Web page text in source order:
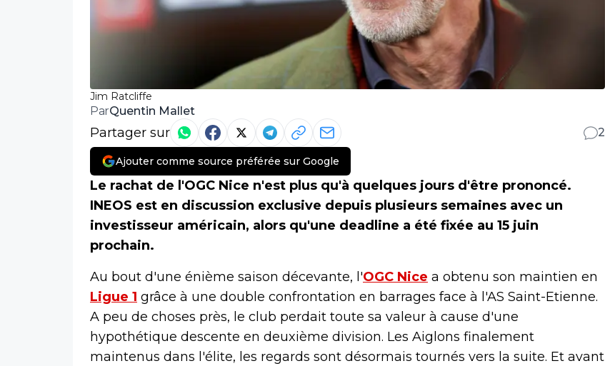
Jim Ratcliffe
ParQuentin Mallet
Partager sur 2
Ajouter comme source préférée sur Google
Le rachat de l'OGC Nice n'est plus qu'à quelques jours d'être prononcé.
INEOS est en discussion exclusive depuis plusieurs semaines avec un
investisseur américain, alors qu'une deadline a été fixée au 15 juin
prochain.
Au bout d'une énième saison décevante, l'OGC Nice a obtenu son maintien en
Ligue 1 grâce à une double confrontation en barrages face à l'AS Saint-Etienne.
A peu de choses près, le club perdait toute sa valeur à cause d'une
hypothétique descente en deuxième division. Les Aiglons finalement
maintenus dans l'élite, les regards sont désormais tournés vers la suite. Et avant